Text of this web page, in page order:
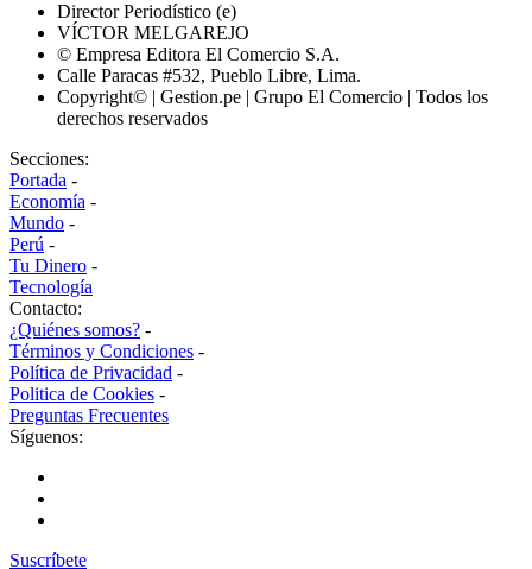
Director Periodístico (e)
VÍCTOR MELGAREJO
© Empresa Editora El Comercio S.A.
Calle Paracas #532, Pueblo Libre, Lima.
Copyright© | Gestion.pe | Grupo El Comercio | Todos los
derechos reservados
Secciones:
Portada -
Economía -
Mundo -
Perú -
Tu Dinero -
Tecnología
Contacto:
¿Quiénes somos? -
Términos y Condiciones -
Política de Privacidad -
Politica de Cookies -
Preguntas Frecuentes
Síguenos:
Suscríbete